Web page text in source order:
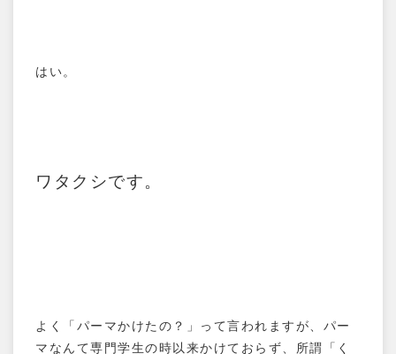
初めての方
小顔補正立体カット
はい。
ワタクシです。
よく「パーマかけたの？」って言われますが、パー
マなんて専門学生の時以来かけておらず、所謂「く